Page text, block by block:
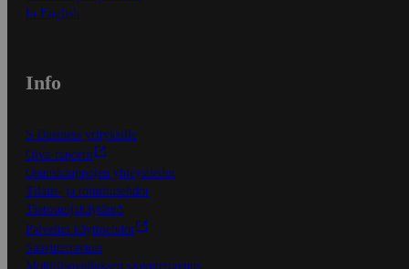
In English
Info
S-Business yrityksille
Oiva-raportit
Osuuskauppojen yhteystiedot
Tilaus- ja toimitusehdot
Tietosuojakäytäntö
Palvelun käyttöehdot
Saavutettavuus
Mobiilisovelluksen saavutettavuus